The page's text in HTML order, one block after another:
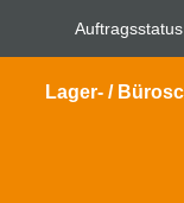
Auftragsstatus
Lager- /